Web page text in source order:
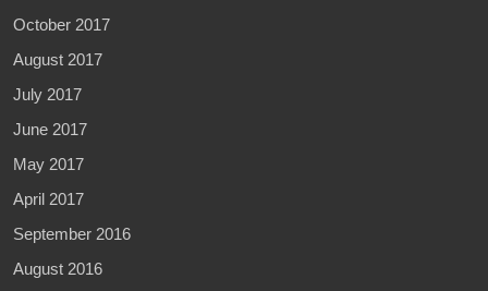
October 2017
August 2017
July 2017
June 2017
May 2017
April 2017
September 2016
August 2016